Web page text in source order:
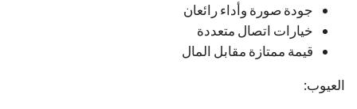
جودة صورة وأداء رائعان
خيارات اتصال متعددة
قيمة ممتازة مقابل المال
العيوب: